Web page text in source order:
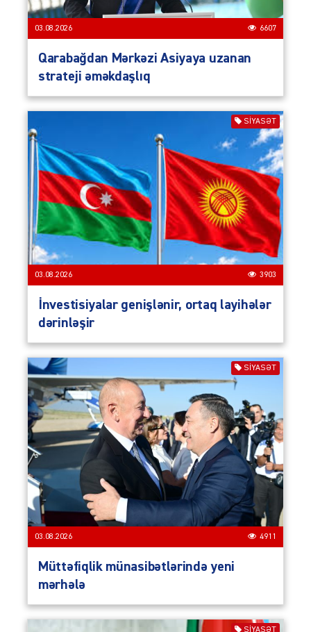
03.08.2026 6607
Qarabağdan Mərkəzi Asiyaya uzanan
strateji əməkdaşlıq
SIYASƏT
03.08.2026 3903
İnvestisiyalar genişlənir, ortaq layihələr
dərinləşir
SIYASƏT
03.08.2026 4911
Müttəfiqlik münasibətlərində yeni
mərhələ
SIYASƏT